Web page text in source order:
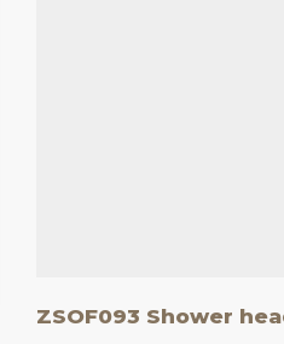
ZSOF093 Shower